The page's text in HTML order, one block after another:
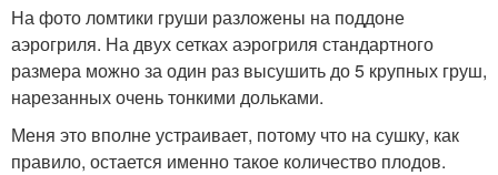
На фото ломтики груши разложены на поддоне
аэрогриля. На двух сетках аэрогриля стандартного
размера можно за один раз высушить до 5 крупных груш,
нарезанных очень тонкими дольками.
Меня это вполне устраивает, потому что на сушку, как
правило, остается именно такое количество плодов.